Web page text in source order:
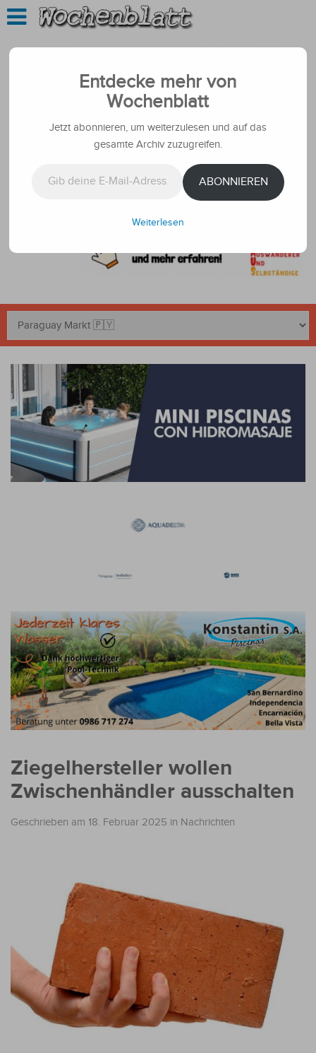
Ziegelhersteller wollen
Zwischenhändler ausschalten
Geschrieben am 18. Februar 2025 in Nachrichten
Entdecke mehr von
Wochenblatt
Jetzt abonnieren, um weiterzulesen und auf das
gesamte Archiv zuzugreifen.
ABONNIEREN
Weiterlesen